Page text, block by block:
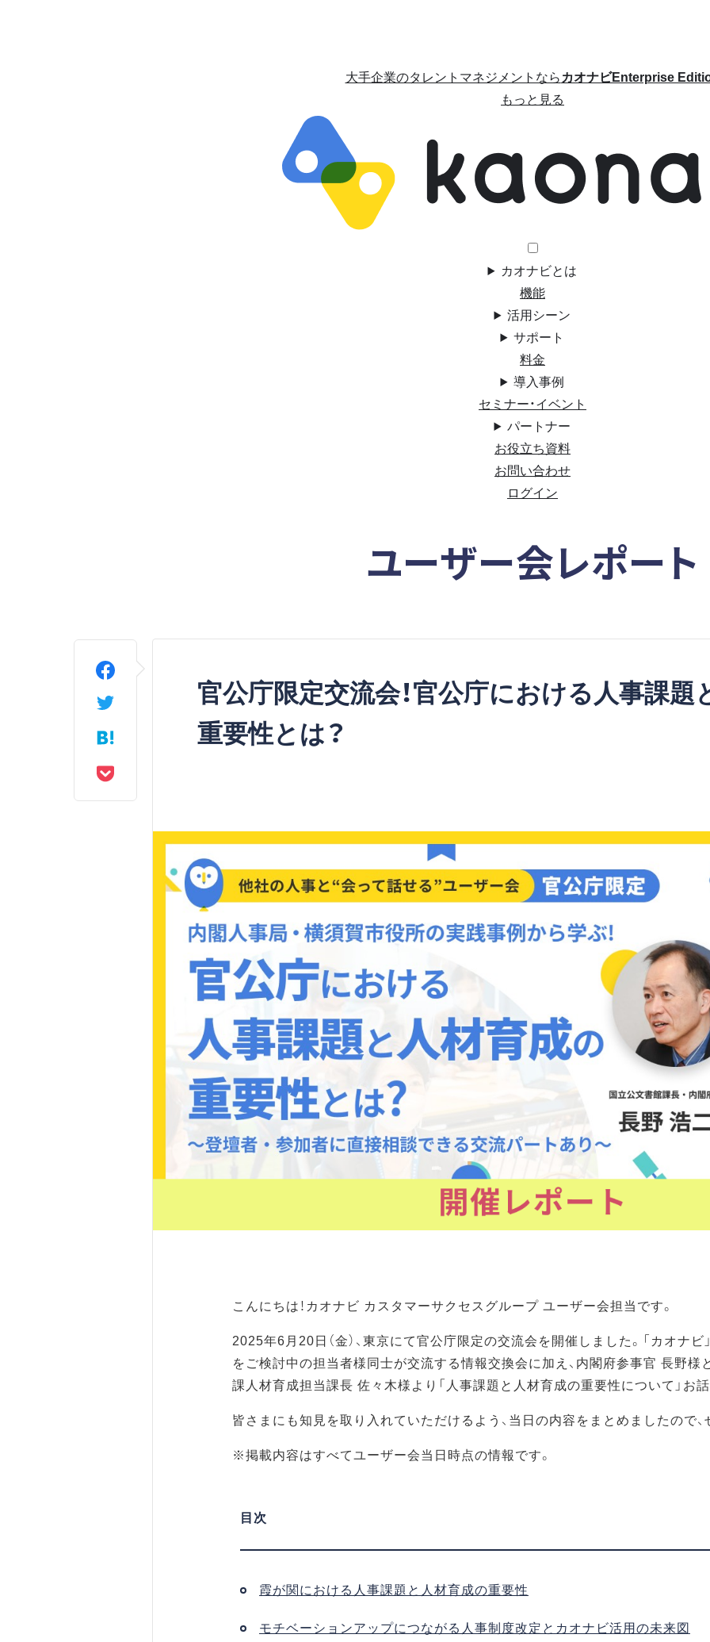
大手企業のタレントマネジメントならカオナビEnterprise
もっと見る
カオナビとは
機能
活用シーン
サポート
料金
導入事例
セミナー・イベント
パートナー
お役立ち資料
お問い合わせ
ログイン
ユーザー会レポート
官公庁限定交流会！官公庁における人事課題
重要性とは？
こんにちは！カオナビ カスタマーサクセスグループ ユーザー会担当です。
2025年6月20日（金）、東京にて官公庁限定の交流会を開催しました。「カオナビ
をご検討中の担当者様同士が交流する情報交換会に加え、内閣府参事官 長野様
課人材育成担当課長 佐々木様より「人事課題と人材育成の重要性について」お
皆さまにも知見を取り入れていただけるよう、当日の内容をまとめましたので、
※掲載内容はすべてユーザー会当日時点の情報です。
霞が関における人事課題と人材育成の重要性
モチベーションアップにつながる人事制度改定とカオナビ活用の未来図